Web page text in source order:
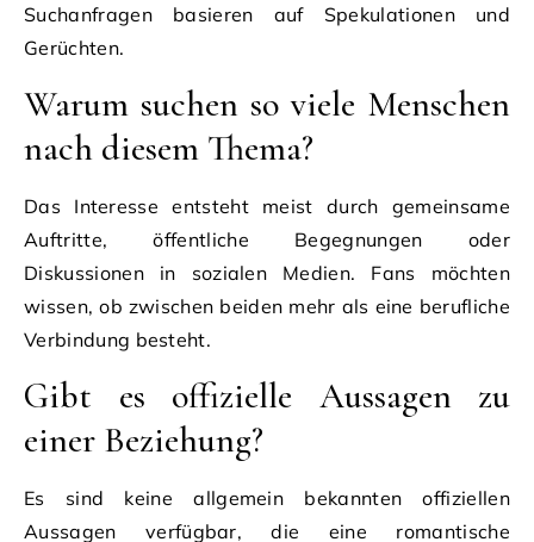
Suchanfragen basieren auf Spekulationen und
Gerüchten.
Warum suchen so viele Menschen
nach diesem Thema?
Das Interesse entsteht meist durch gemeinsame
Auftritte, öffentliche Begegnungen oder
Diskussionen in sozialen Medien. Fans möchten
wissen, ob zwischen beiden mehr als eine berufliche
Verbindung besteht.
Gibt es offizielle Aussagen zu
einer Beziehung?
Es sind keine allgemein bekannten offiziellen
Aussagen verfügbar, die eine romantische